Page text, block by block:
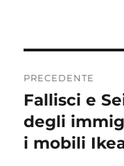
articoli
PRECEDENTE
Articolo
precedente:
Fallisci e
degli
i mobili